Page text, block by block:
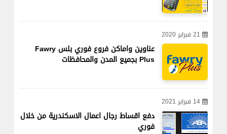
21 فبراير 2020
عناوين واماكن فروع فوري بلس Fawry
Plus بجميع المدن والمحافظات
14 فبراير 2021
دفع اقساط رجال اعمال الاسكندرية من خلال
فوري